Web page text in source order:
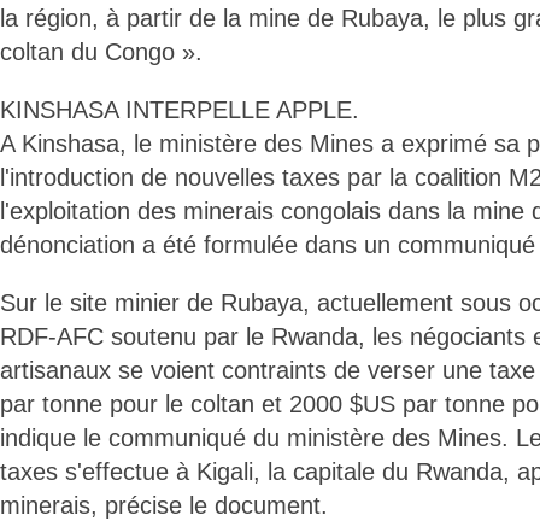
la région, à partir de la mine de Rubaya, le plus
coltan du Congo ».
KINSHASA INTERPELLE APPLE.
A Kinshasa, le ministère des Mines a exprimé sa
l'introduction de nouvelles taxes par la coalition
l'exploitation des minerais congolais dans la mine
dénonciation a été formulée dans un
Sur le site minier de Rubaya, actuellement sous
RDF-AFC soutenu par le Rwanda, les négociants
artisanaux se voient contraints de verser une
par tonne pour le coltan et 2000 $US par tonne
indique le communiqué du ministère des Mines.
taxes s'effectue à Kigali, la capitale du Rwanda,
minerais, précise le document.